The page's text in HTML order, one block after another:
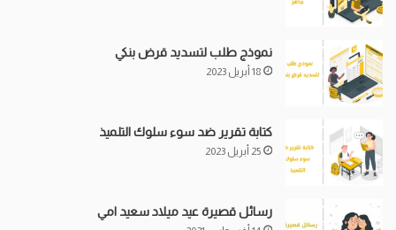
نموذج طلب لتسديد قرض بنكي
18 أبريل 2023
كتابة تقرير ضد سوء سلوك التلميذ
25 أبريل 2023
رسائل قصيرة عيد ميلاد سعيد امي